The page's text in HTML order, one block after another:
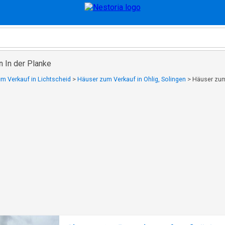
In der Planke
Verkauf in Lichtscheid > Häuser zum Verkauf in Ohlig, Solingen > Häuser